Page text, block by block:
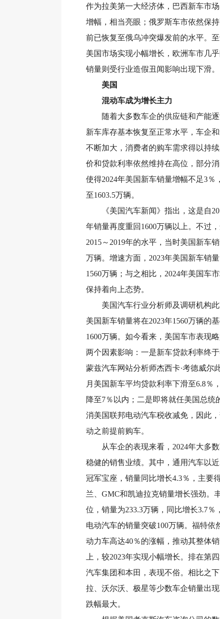
作为拉美第一大经济体，巴西新车市
增幅，相当亮眼；俄罗斯车市依然保
前已恢复至俄乌冲突爆发前的水平。
美国市场实现小幅增长，欧洲车市几
销量则受行业造假丑闻影响出现下滑。
美国
混动车成为增长主力
随着大多数车企的供应链和产能逐
新车库存基本恢复至正常水平，车企
不断加大，消费者的购车需求得以持
价和贷款利率依然维持在高位，部分
使得2024年美国新车销量增幅不足3％
至1603.5万辆。
《美国汽车新闻》指出，这是自
年销量再度重回1600万辆以上。不过
2015～2019年的水平，当时美国新车
万辆。增速方面，2023年美国新车销
1560万辆；与之相比，2024年美国车
保持着向上态势。
美国汽车行业分析师及调研机构此
美国新车销量将在2023年1560万辆的
1600万辆。如今看来，美国车市表现
两个因素影响：一是新车贷款利率终
蒙兹汽车网站分析师杰西卡·考德威尔
月美国新车平均贷款利率下滑至6.8％
降至7％以内；二是即将就任美国总统
消美国联邦电动汽车税收减免，因此
动之前提前购车。
从车企的表现来看，2024年大多数
稳健的销售业绩。其中，通用汽车以
冠军宝座，销量同比增长4.3％，主要
兰、GMC和凯迪拉克销量增长强劲。
位，销量为233.3万辆，同比增长3.7％
电动汽车的销量突破100万辆。福特依
动力车高达40％的涨幅，推动其整体
上，较2023年实现小幅增长。排在第
汽车集团和本田，表现不俗。相比之下
拉、沃尔沃、极星等少数车企销量出现
跌幅最大。